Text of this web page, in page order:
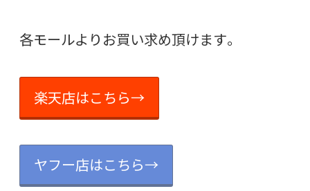
各モールよりお買い求め頂けます。
楽天店はこちら→
ヤフー店はこちら→